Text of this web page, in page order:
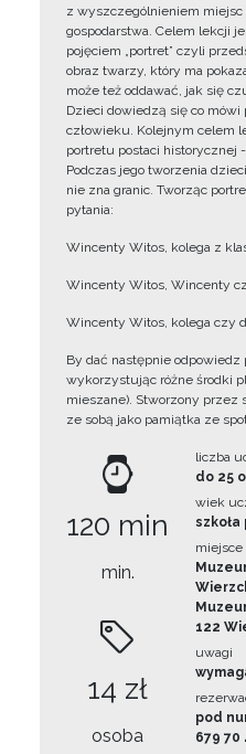
z wyszczególnieniem
gospodarstwa. Celem lekcji
pojęciem „portret” czyli
obraz twarzy, który ma
może też oddawać, jak się
Dzieci dowiedzą się co
człowieku. Kolejnym celem
portretu postaci historycznej
Podczas jego tworzenia
nie zna granic. Tworząc
pytania:
Wincenty Witos, kolega z
Wincenty Witos, Wincenty
Wincenty Witos, kolega czy
By dać następnie odpowiedz
wykorzystując różne środki
mieszane). Stworzony przez
ze sobą jako pamiątka ze
120 min
min.
14 zł
osoba
liczba
do 25
wiek
miejsce
122
uwagi
pod
679 70